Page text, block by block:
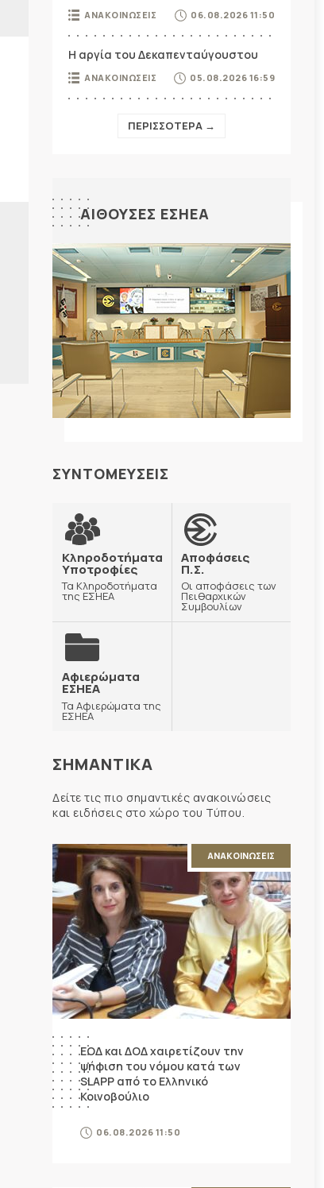
ΑΝΑΚΟΙΝΩΣΕΙΣ 06.08.2026 11:50
Η αργία του Δεκαπενταύγουστου
ΑΝΑΚΟΙΝΩΣΕΙΣ 05.08.2026 16:59
ΠΕΡΙΣΣΟΤΕΡΑ →
ΑΙΘΟΥΣΕΣ ΕΣΗΕΑ
ΣΥΝΤΟΜΕΥΣΕΙΣ
Κληροδοτήματα
Υποτροφίες
Τα Κληροδοτήματα
της ΕΣΗΕΑ
Αποφάσεις
Π.Σ.
Οι αποφάσεις των
Πειθαρχικών
Συμβουλίων
Αφιερώματα
ΕΣΗΕΑ
Τα Αφιερώματα της
ΕΣΗΕΑ
ΣΗΜΑΝΤΙΚΑ
Δείτε τις πιο σημαντικές ανακοινώσεις
και ειδήσεις στο χώρο του Τύπου.
ΑΝΑΚΟΙΝΩΣΕΙΣ
ΕΟΔ και ΔΟΔ χαιρετίζουν την
ψήφιση του νόμου κατά των
SLAPP από το Ελληνικό
Κοινοβούλιο
06.08.2026 11:50